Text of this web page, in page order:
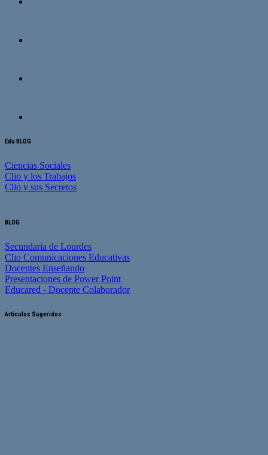
Edu BLOG
Ciencias Sociales
Clio y los Trabajos
Clio y sus Secretos
BLOG
Secundaria de Lourdes
Clio Comunicaciones Educativas
Docentes Enseñando
Presentaciones de Power Point
Educared - Docente Colaborador
Artículos Sugeridos